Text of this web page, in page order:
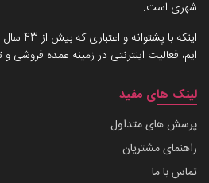
شهری است.
اینکه
ایم، فعالیت اینترنتی در زمینه عمده فروشی و
لینک های مفید
پرسش های متداول
راهنمای مشتریان
تماس با ما